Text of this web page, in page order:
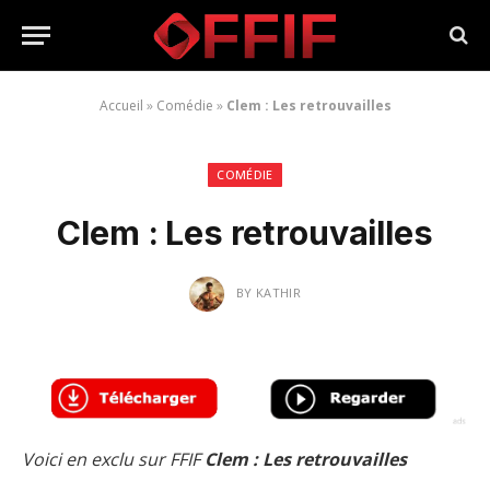
Accueil » Comédie » Clem : Les retrouvailles
COMÉDIE
Clem : Les retrouvailles
BY KATHIR
Voici en exclu sur FFIFClem : Les retrouvailles